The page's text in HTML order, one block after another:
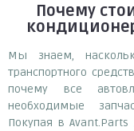
Почему
Мы знаем,
транспортного
почему все
необходимые
Покупая в